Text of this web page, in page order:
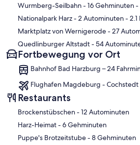
Wurmberg-Seilbahn- 16 Gehminuten-
Nationalpark Harz- 2 Autominuten- 2.1
Marktplatz von Wernigerode- 27
Quedlinburger Altstadt- 54
Fortbewegung vor Ort
Bahnhof Bad Harzburg – 24
Flughafen Magdeburg - Cochstedt
Restaurants
‪Brockenstübschen - ‬12 Autominuten
‪Harz-Heimat - ‬6 Gehminuten
‪Puppe's Brotzeitstube - ‬8 Gehminuten